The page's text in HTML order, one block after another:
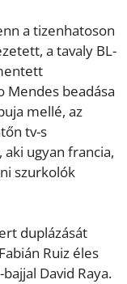
a tizenhatoson
a tavaly BL-
Mendes beadása
mellé, az
tv-s
ugyan francia,
szurkolók
duplázását
Ruiz éles
David Raya.